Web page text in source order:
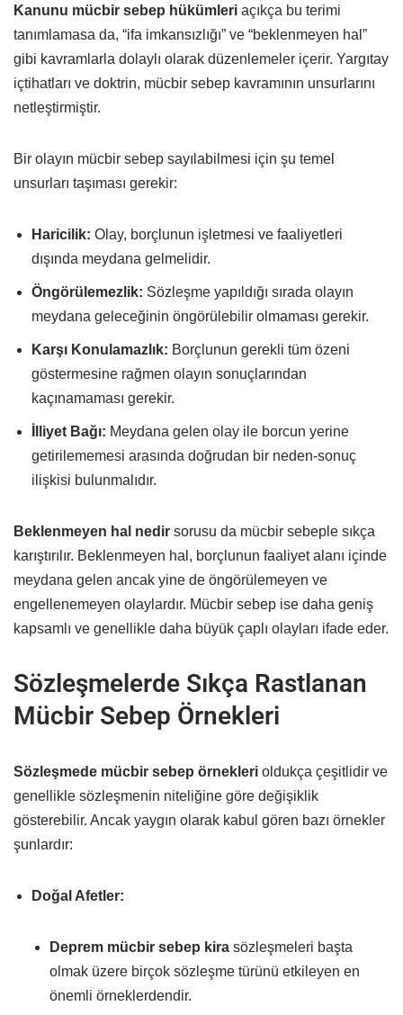
Kanunu mücbir sebep hükümleri açıkça bu terimi
tanımlamasa da, “ifa imkansızlığı” ve “beklenmeyen hal”
gibi kavramlarla dolaylı olarak düzenlemeler içerir. Yargıtay
içtihatları ve doktrin, mücbir sebep kavramının unsurlarını
netleştirmiştir.
Bir olayın mücbir sebep sayılabilmesi için şu temel
unsurları taşıması gerekir:
Haricilik: Olay, borçlunun işletmesi ve faaliyetleri
dışında meydana gelmelidir.
Öngörülemezlik: Sözleşme yapıldığı sırada olayın
meydana geleceğinin öngörülebilir olmaması gerekir.
Karşı Konulamazlık: Borçlunun gerekli tüm özeni
göstermesine rağmen olayın sonuçlarından
kaçınamaması gerekir.
İlliyet Bağı: Meydana gelen olay ile borcun yerine
getirilememesi arasında doğrudan bir neden-sonuç
ilişkisi bulunmalıdır.
Beklenmeyen hal nedir sorusu da mücbir sebeple sıkça
karıştırılır. Beklenmeyen hal, borçlunun faaliyet alanı içinde
meydana gelen ancak yine de öngörülemeyen ve
engellenemeyen olaylardır. Mücbir sebep ise daha geniş
kapsamlı ve genellikle daha büyük çaplı olayları ifade eder.
Sözleşmelerde Sıkça Rastlanan
Mücbir Sebep Örnekleri
Sözleşmede mücbir sebep örnekleri oldukça çeşitlidir ve
genellikle sözleşmenin niteliğine göre değişiklik
gösterebilir. Ancak yaygın olarak kabul gören bazı örnekler
şunlardır:
Doğal Afetler:
Deprem mücbir sebep kira sözleşmeleri başta
olmak üzere birçok sözleşme türünü etkileyen en
önemli örneklerdendir.